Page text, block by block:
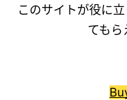
このサイトが役に
てもら